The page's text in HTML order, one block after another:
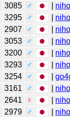
3085 ♂
3295 ♂
2907 ♂
3053 ♂
3200 ♂
3293 ♂
3254 ♂ |
3161 ♂
2641 ♀
2979 ♂